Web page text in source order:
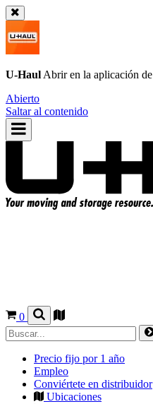
U-Haul Abrir en la aplicación de
Abierto
Saltar al contenido
0
Precio fijo por 1 año
Empleo
Conviértete en distribuidor
Ubicaciones